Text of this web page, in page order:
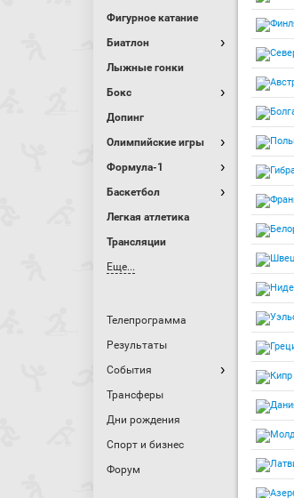
Фигурное катание
Биатлон
Лыжные гонки
Бокс
Допинг
Олимпийские игры
Формула-1
Баскетбол
Легкая атлетика
Трансляции
Еще...
Телепрограмма
Результаты
События
Трансферы
Дни рождения
Спорт и бизнес
Форум